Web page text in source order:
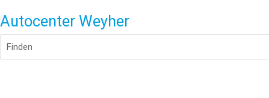
Autocenter Weyher
Finden